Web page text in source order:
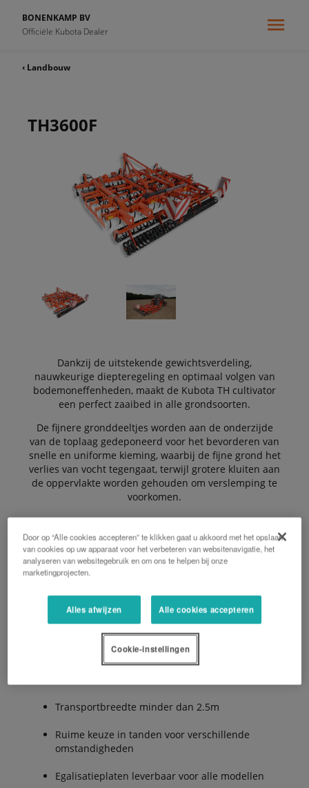
BONENKAMP BV
Officiële Kubota Dealer
‹ Landbouw
TH3600F
Dankzij de uitstekende gewichtsverdeling,
nauwkeurige diepteregeling en optimaal volgen van
bodemoneffenheden, maakt de Kubota TH cultivator
een perfect zaaibed in alle grondsoorten.
De fijnere gronddeeltjes worden aan de onderzijde
van de toplaag gedeponeerd voor het bevorderen van
snelle en uniforme kieming, waarbij de fijne grond het
verlies van vocht tegengaat, terwijl grotere kluiten aan
de oppervlakte worden gehouden om verslemping te
voorkomen.
De cultivator bestaat uit 5 tandrijen en heeft een
werkbreedte van 5.1 tot 8.10 meter.
De Voordelen:
5 tandrijen voor het leggen van een perfect
Transportbreedte minder dan 2.5m
Ruime keuze in tanden voor verschillende
omstandigheden
Egalisatieplaten leverbaar voor alle modellen
Door op “Alle cookies accepteren” te klikken gaat u akkoord met het opslaan
van cookies op uw apparaat voor het verbeteren van websitenavigatie, het
analyseren van websitegebruik en om ons te helpen bij onze
marketingprojecten.
Alles afwijzen Alle cookies accepteren
Cookie-instellingen